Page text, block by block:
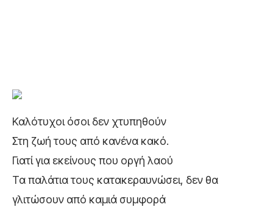
Καλότυχοι όσοι δεν χτυπηθούν
Στη ζωή τους από κανένα κακό.
Γιατί για εκείνους που οργή λαού
Τα παλάτια τους κατακεραυνώσει, δεν θα
γλιτώσουν από καμιά συμφορά